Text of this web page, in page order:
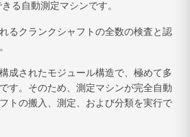
る自動測定マシンです。
るクランクシャフトの全数の検査と認
成されたモジュール構造で、極めて多
す。そのため、測定マシンが完全自動
トの搬入、測定、および分類を実行で